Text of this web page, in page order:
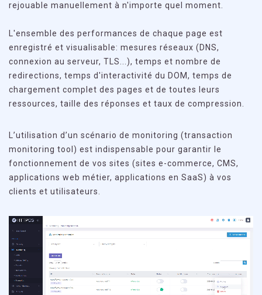
rejouable manuellement à n'importe quel moment.
L'ensemble des performances de chaque page est
enregistré et visualisable: mesures réseaux (DNS,
connexion au serveur, TLS...), temps et nombre de
redirections, temps d'interactivité du DOM, temps de
chargement complet des pages et de toutes leurs
ressources, taille des réponses et taux de compression.
L’utilisation d’un scénario de monitoring (transaction
monitoring tool) est indispensable pour garantir le
fonctionnement de vos sites (sites e-commerce, CMS,
applications web métier, applications en SaaS) à vos
clients et utilisateurs.